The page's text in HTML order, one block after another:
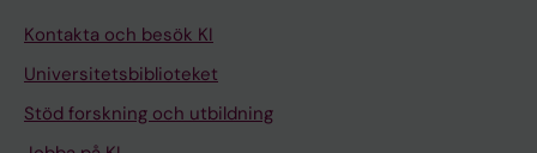
Kontakta och besök KI
Universitetsbiblioteket
Stöd forskning och utbildning